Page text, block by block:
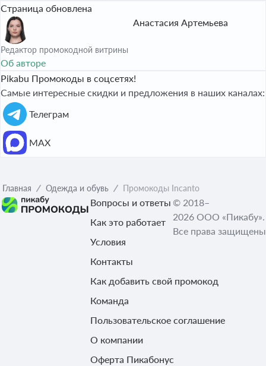
Страница обновлена
Анастасия Артемьева
Редактор промокодной витрины
Об авторе
Pikabu Промокоды в соцсетях!
Самые интересные скидки и предложения в наших каналах:
Телеграм
МАХ
Главная Одежда и обувь Промокоды Incanto
Вопросы и ответы
Как это работает
Условия
Контакты
Как добавить свой промокод
Команда
Пользовательское соглашение
О компании
Оферта Пикабонус
© 2018–
2026 ООО «Пикабу».
Все права защищены